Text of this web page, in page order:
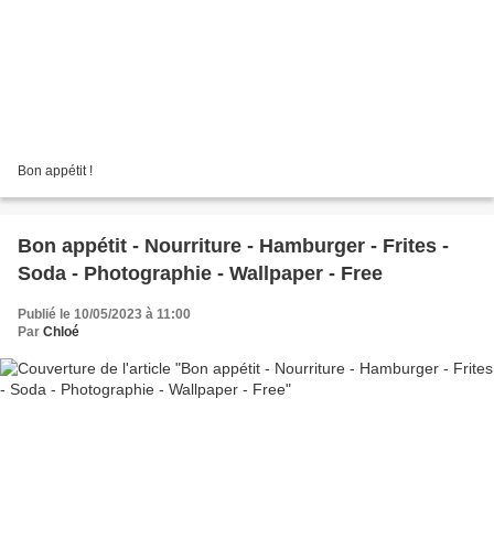
Bon appétit !
Bon appétit - Nourriture - Hamburger - Frites -
Soda - Photographie - Wallpaper - Free
Publié le 10/05/2023 à 11:00
Par Chloé